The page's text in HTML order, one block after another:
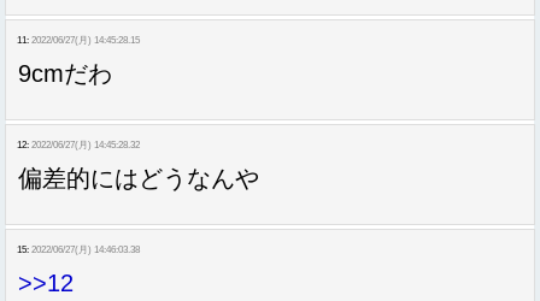
11: 2022/06/27(月) 14:45:28.15
9cmだわ
12: 2022/06/27(月) 14:45:28.32
偏差的にはどうなんや
15: 2022/06/27(月) 14:46:03.38
>>12